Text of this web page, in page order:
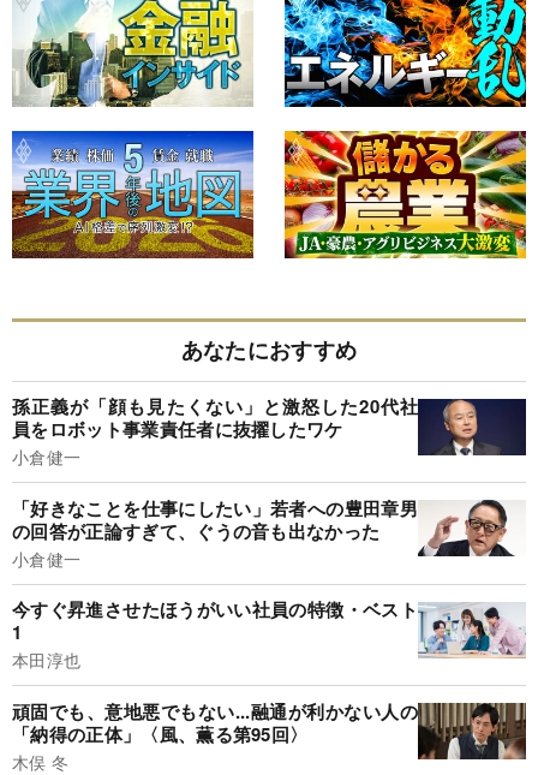
あなたにおすすめ
孫正義が「顔も見たくない」と激怒した20代社
員をロボット事業責任者に抜擢したワケ
小倉健一
「好きなことを仕事にしたい」若者への豊田章男
の回答が正論すぎて、ぐうの音も出なかった
小倉健一
今すぐ昇進させたほうがいい社員の特徴・ベスト
1
本田淳也
頑固でも、意地悪でもない...融通が利かない人の
「納得の正体」〈風、薫る第95回〉
木俣 冬